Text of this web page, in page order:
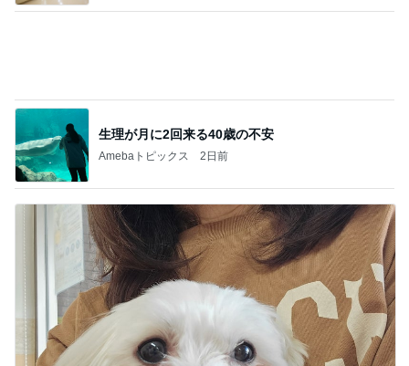
生理が月に2回来る40歳の不安
Amebaトピックス 2日前